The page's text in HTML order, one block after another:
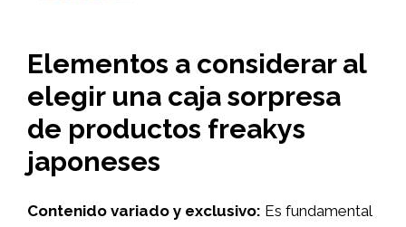
Elementos a considerar al
elegir una caja sorpresa
de productos freakys
japoneses
Contenido variado y exclusivo: Es fundamental